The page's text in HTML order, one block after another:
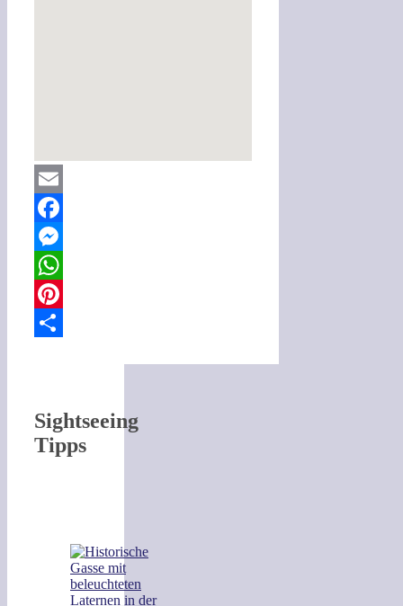
Email
Facebook
Messenger
WhatsApp
Pinterest
Sightseeing
Tipps